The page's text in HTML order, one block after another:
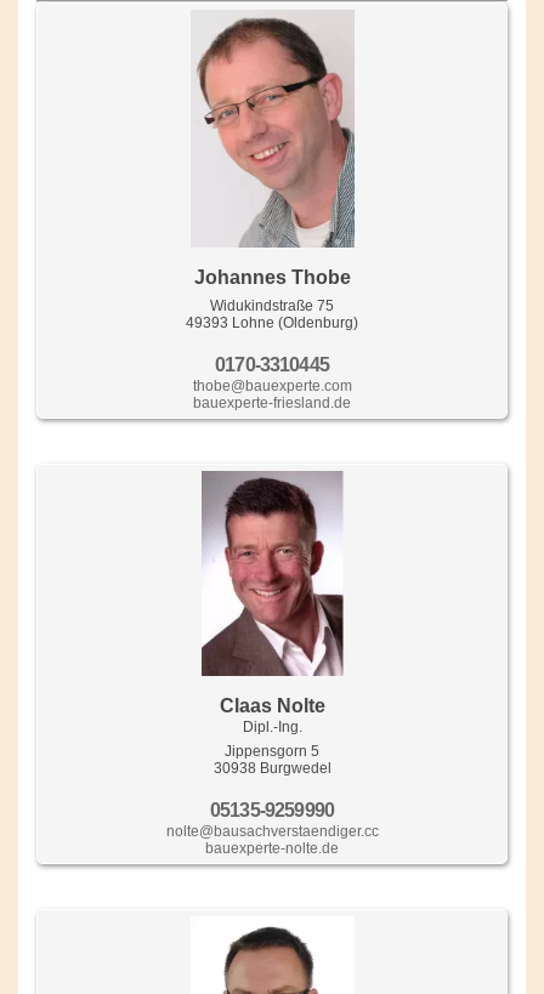
Johannes Thobe
Widukindstraße 75
49393 Lohne (Oldenburg)
0170-3310445
thobe@bauexperte.com
bauexperte-friesland.de
Claas Nolte
Dipl.-Ing.
Jippensgorn 5
30938 Burgwedel
05135-9259990
nolte@bausachverstaendiger.cc
bauexperte-nolte.de